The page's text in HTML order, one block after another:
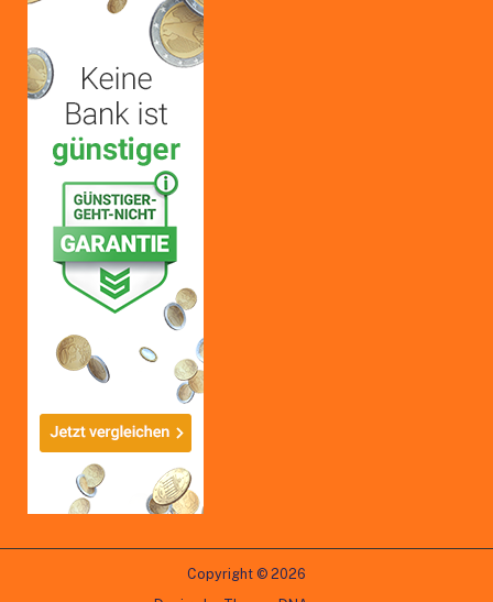
Copyright © 2026